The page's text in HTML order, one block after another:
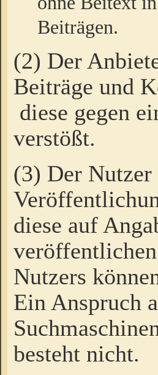
Beiträgen.
(2) Der
Beiträge und
diese gegen
verstößt.
(3) Der
diese auf
Nutzers
Ein Anspruch
besteht nicht.